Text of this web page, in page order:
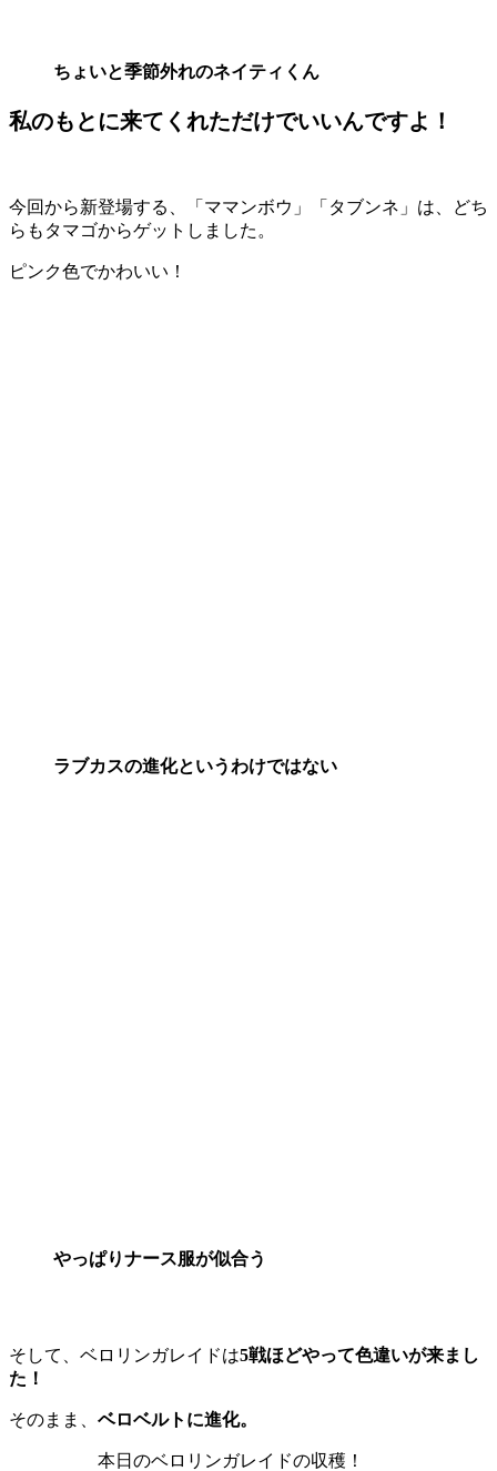
ちょいと季節外れのネイティくん
私のもとに来てくれただけでいいんですよ！
今回から新登場する、「ママンボウ」「タブンネ」は、どち
らもタマゴからゲットしました。
ピンク色でかわいい！
ラブカスの進化というわけではない
やっぱりナース服が似合う
そして、ベロリンガレイドは5戦ほどやって色違いが来まし
た！
そのまま、 ベロベルトに進化。
本日のベロリンガレイドの収穫！